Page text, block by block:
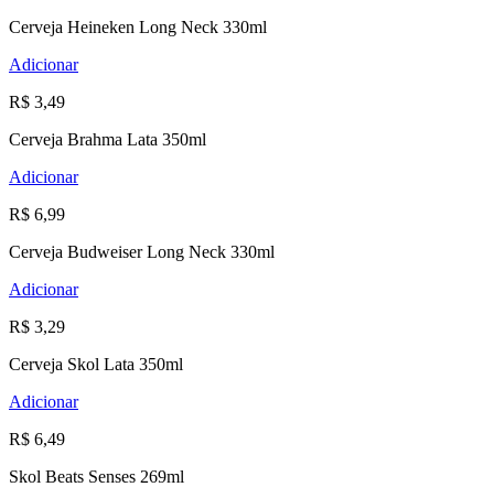
Cerveja Heineken Long Neck 330ml
Adicionar
R$ 3,49
Cerveja Brahma Lata 350ml
Adicionar
R$ 6,99
Cerveja Budweiser Long Neck 330ml
Adicionar
R$ 3,29
Cerveja Skol Lata 350ml
Adicionar
R$ 6,49
Skol Beats Senses 269ml